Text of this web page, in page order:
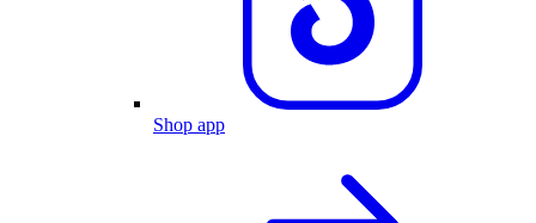
Shop app